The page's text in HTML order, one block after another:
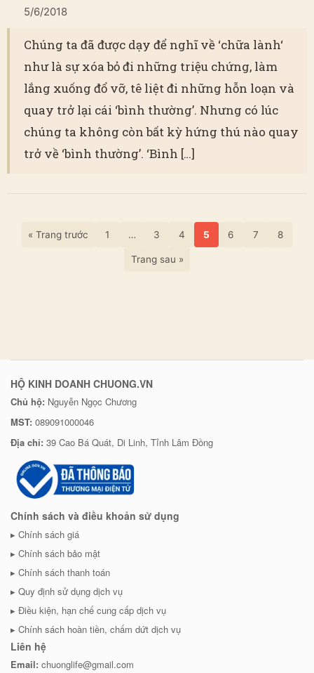
5/6/2018
Chúng ta đã được dạy để nghĩ về ‘chữa lành‘
như là sự xóa bỏ đi những triệu chứng, làm
lắng xuống đổ vỡ, tê liệt đi những hỗn loạn và
quay trở lại cái ‘bình thường’. Nhưng có lúc
chúng ta không còn bất kỳ hứng thú nào quay
trở về ‘bình thường’. ‘Bình […]
« Trang trước 1 … 3 4 5 6 7 8
Trang sau »
HỘ KINH DOANH CHUONG.VN
Chủ hộ: Nguyễn Ngọc Chương
MST: 089091000046
Địa chỉ: 39 Cao Bá Quát, Di Linh, Tỉnh Lâm Đồng
Chính sách và điều khoản sử dụng
Chính sách giá
Chính sách bảo mật
Chính sách thanh toán
Quy định sử dụng dịch vụ
Điều kiện, hạn chế cung cấp dịch vụ
Chính sách hoàn tiền, chấm dứt dịch vụ
Liên hệ
Email: chuonglife@gmail.com